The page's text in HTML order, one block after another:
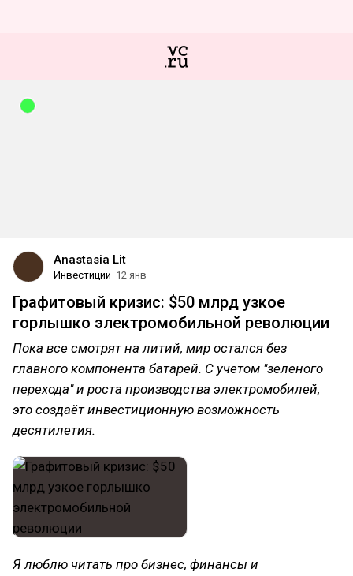
Anastasia Lit
Инвестиции 12 янв
Графитовый кризис: $50 млрд узкое
горлышко электромобильной революции
Пока все смотрят на литий, мир остался без
главного компонента батарей. С учетом "зеленого
перехода" и роста производства электромобилей,
это создаёт инвестиционную возможность
десятилетия.
Я люблю читать про бизнес, финансы и